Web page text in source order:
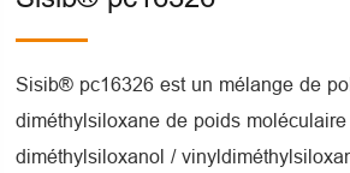
Sisib® pc16326 est un mélange de
diméthylsiloxane de poids
diméthylsiloxanol /